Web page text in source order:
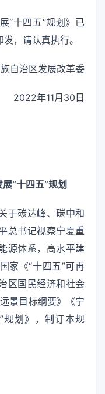
“十四五”规划》已
，请认真执行。
自治区发展改革委
2022年11月30日
“十四五”规划
于碳达峰、碳中和
总书记视察宁夏重
源体系，高水平建
家《“十四五”可再
区国民经济和社会
景目标纲要》《宁
规划》，制订本规